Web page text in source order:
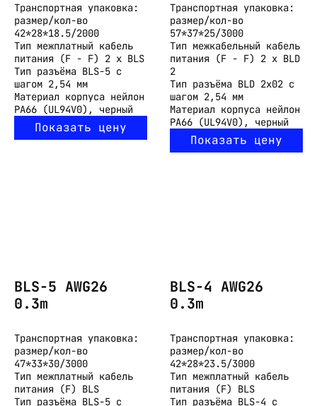
Транспортная упаковка:
размер/кол-во
42*28*18.5/2000
Тип межплатный кабель
питания (F - F) 2 x BLS
Тип разъёма BLS-5 с
шагом 2,54 мм
Материал корпуса нейлон
PA66 (UL94V0), черный
Показать цену
Транспортная упаковка:
размер/кол-во
57*37*25/3000
Тип межкабельный кабель
питания (F - F) 2 x BLD
2
Тип разъёма BLD 2x02 с
шагом 2,54 мм
Материал корпуса нейлон
PA66 (UL94V0), черный
Показать цену
BLS-5 AWG26
0.3m
Транспортная упаковка:
размер/кол-во
47*33*30/3000
Тип межплатный кабель
питания (F) BLS
Тип разъёма BLS-5 с
BLS-4 AWG26
0.3m
Транспортная упаковка:
размер/кол-во
42*28*23.5/3000
Тип межплатный кабель
питания (F) BLS
Тип разъёма BLS-4 с